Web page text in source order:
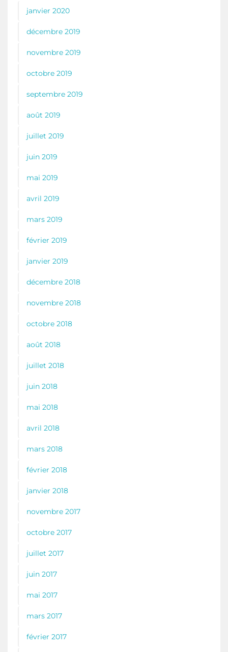
janvier 2020
décembre 2019
novembre 2019
octobre 2019
septembre 2019
août 2019
juillet 2019
juin 2019
mai 2019
avril 2019
mars 2019
février 2019
janvier 2019
décembre 2018
novembre 2018
octobre 2018
août 2018
juillet 2018
juin 2018
mai 2018
avril 2018
mars 2018
février 2018
janvier 2018
novembre 2017
octobre 2017
juillet 2017
juin 2017
mai 2017
mars 2017
février 2017